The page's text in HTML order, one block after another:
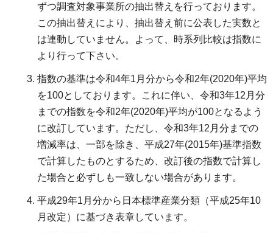
ずつ調査対象事業所の抽出替えを行っております。
この抽出替えにより、抽出替え前に公表した実数と
は連動していません。よって、時系列比較は指数に
より行って下さい。
指数の基準は令和4年1月分から令和2年(2020年)平均
を100としております。これに伴い、令和3年12月分
までの指数を令和2年(2020年)平均が100となるよう
に改訂しています。ただし、令和3年12月分までの
増減率は、一部を除き、平成27年(2015年)基準指数
で計算したものとするため、改訂後の指数で計算し
た場合と必ずしも一致しない場合があります。
平成29年1月分から日本標準産業分類（平成25年10
月改定）に基づき表章しています。